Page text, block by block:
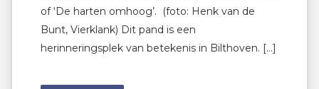
of ‘De harten omhoog’. (foto: Henk van de
Bunt, Vierklank) Dit pand is een
herinneringsplek van betekenis in Bilthoven. […]